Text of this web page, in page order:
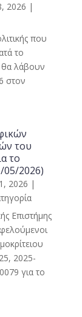
2026 |
που
το
θα λάβουν
στον
του
το
2026)
2026 |
Επιστήμης
2025-
για το